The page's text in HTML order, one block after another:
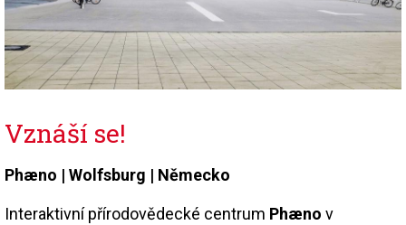
Vznáší se!
Phæno | Wolfsburg | Německo
Interaktivní přírodovědecké centrum Phæno v